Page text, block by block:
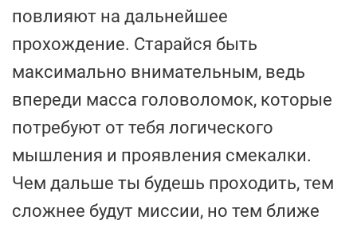
повлияют на дальнейшее
прохождение. Старайся быть
максимально внимательным, ведь
впереди масса головоломок, которые
потребуют от тебя логического
мышления и проявления смекалки.
Чем дальше ты будешь проходить, тем
сложнее будут миссии, но тем ближе